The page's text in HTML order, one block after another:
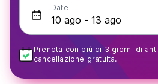
Date
Prenota con piú di 3 giorni di
cancellazione gratuita.